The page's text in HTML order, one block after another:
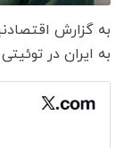
به گزارش
به ایران در